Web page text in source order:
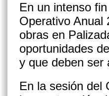
En un intenso
Operativo Anual
obras en
oportunidades
y que deben ser
En la sesión del